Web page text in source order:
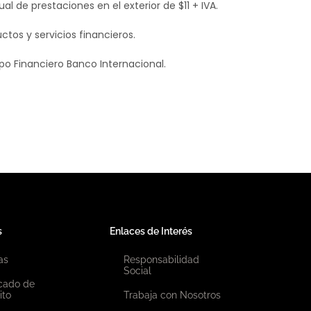
de prestaciones en el exterior de $11 + IVA.
y servicios financieros.
Financiero Banco Internacional.
de
Enlaces de Interés
Responsabilidad
Social
Trabaja con Nosotros